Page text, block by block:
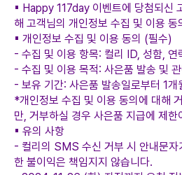
▪︎ Happy 117day 이벤트에 당첨되신
해 고객님의 개인정보 수집 및 이용 동
▪︎ 개인정보 수집 및 이용 동의 (필수)
- 수집 및 이용 항목: 컬리 ID, 성함, 연
- 수집 및 이용 목적: 사은품 발송 및
- 보유 기간: 사은품 발송일로부터 1개
*개인정보 수집 및 이용 동의에 대해
만, 거부하실 경우 사은품 지급에 제한
▪︎ 유의 사항
- 컬리의 SMS 수신 거부 시 안내문자
한 불이익은 책임지지 않습니다.